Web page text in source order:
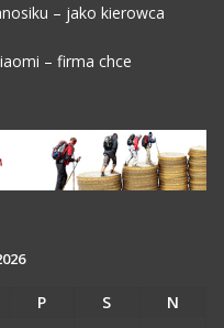
– jako kierowca
– firma chce
P S
N